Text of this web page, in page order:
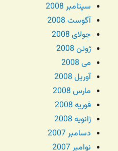
سپتامبر 2008
آگوست 2008
جولای 2008
ژوئن 2008
می 2008
آوریل 2008
مارس 2008
فوریه 2008
ژانویه 2008
دسامبر 2007
نوامبر 2007